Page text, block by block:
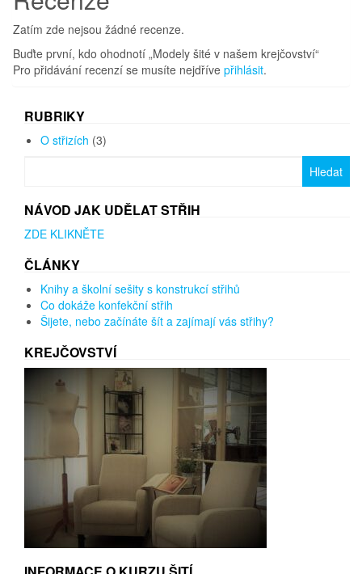
Zatím zde nejsou žádné recenze.
Buďte první, kdo ohodnotí „Modely šité v našem krejčovství“
Pro přidávání recenzí se musíte nejdříve přihlásit.
RUBRIKY
O střizích (3)
NÁVOD JAK UDĚLAT STŘIH
ZDE KLIKNĚTE
ČLÁNKY
Knihy a školní sešity s konstrukcí střihů
Co dokáže konfekční střih
Šijete, nebo začínáte šít a zajímají vás střihy?
KREJČOVSTVÍ